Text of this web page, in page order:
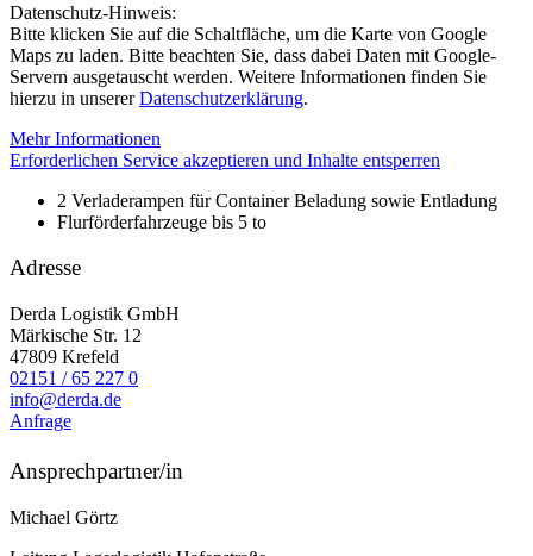
Datenschutz-Hinweis:
Bitte klicken Sie auf die Schaltfläche, um die Karte von Google
Maps zu laden. Bitte beachten Sie, dass dabei Daten mit Google-
Servern ausgetauscht werden. Weitere Informationen finden Sie
hierzu in unsererDatenschutzerklärung.
Mehr Informationen
Erforderlichen Service akzeptieren und Inhalte entsperren
2 Verladerampen für Container Beladung sowie Entladung
Flurförderfahrzeuge bis 5 to
Adresse
Derda Logistik GmbH
Märkische Str. 12
47809 Krefeld
02151 / 65 227 0
info@derda.de
Anfrage
Ansprechpartner/in
Michael Görtz